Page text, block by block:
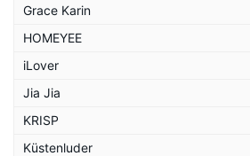
Grace Karin
HOMEYEE
iLover
Jia Jia
KRISP
Küstenluder